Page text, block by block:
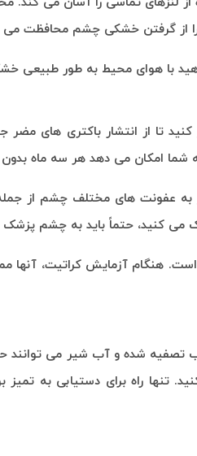
را از گرفتن خشکی چشم محافظت می
دهید با هوای محیط به طور طبیعی
تا از انتشار باکتری های
شما امکان می دهد هر سه ماه
عفونت های مختلف چشم از
کنید، حتماً باید به چشم پزشک
آزمایش کراتیت، آنها
تصفیه شده و آب شیر می توانند
راه برای دستیابی به تمیز